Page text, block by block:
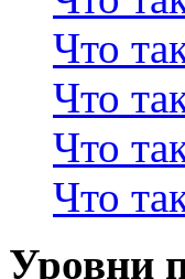
Что
Что
Что
Что
Уровни